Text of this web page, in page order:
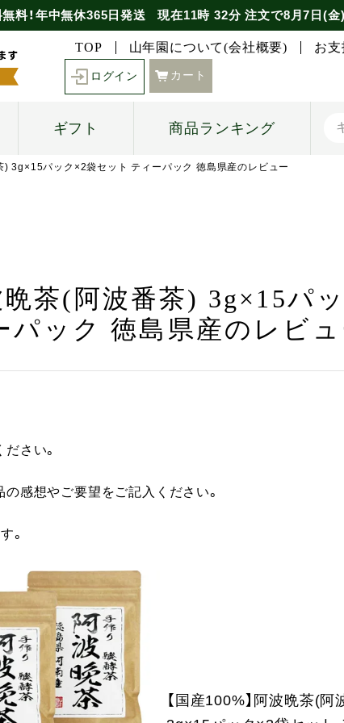
料！年中無休365日発送 現在11時 32分注文で8月7日(金
TOP 山年園について(会社概要) お
ログイン カート
ギフト 商品ランキング
) 3g×15パック×2袋セット ティーパック 徳島県産のレビュー
晩茶(阿波番茶) 3g×15パ
パック 徳島県産のレビ
さい。
感想やご要望をご記入ください。
。
【国産100%】阿波晩茶(阿